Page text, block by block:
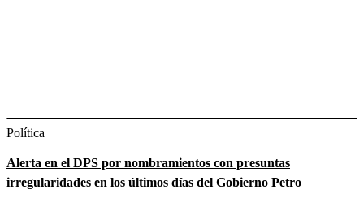
Política
Alerta en el DPS por nombramientos con presuntas
irregularidades en los últimos días del Gobierno Petro